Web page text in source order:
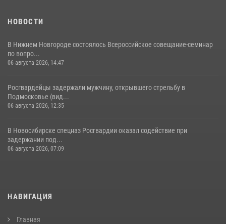
НОВОСТИ
В Нижнем Новгороде состоялось Всероссийское совещание-семинар
по вопро...
06 августа 2026, 14:47
Росгвардейцы задержали мужчину, открывшего стрельбу в
Подмосковье (вид...
06 августа 2026, 12:35
В Новосибирске спецназ Росгвардии оказал содействие при
задержании под...
06 августа 2026, 07:09
НАВИГАЦИЯ
Главная